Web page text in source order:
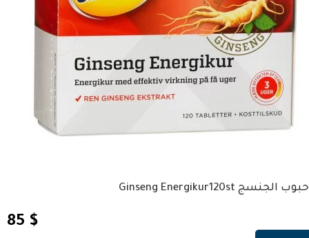
حبوب الجنسج Ginseng Energikur120st
85 $